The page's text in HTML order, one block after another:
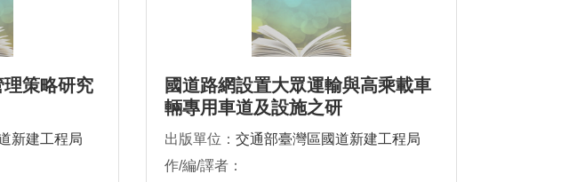
理策略研究
新建工程局
國道路網設置大眾運輸與高乘載車
輛專用車道及設施之研
出版單位： 交通部臺灣區國道新建工程局
作/編/譯者：